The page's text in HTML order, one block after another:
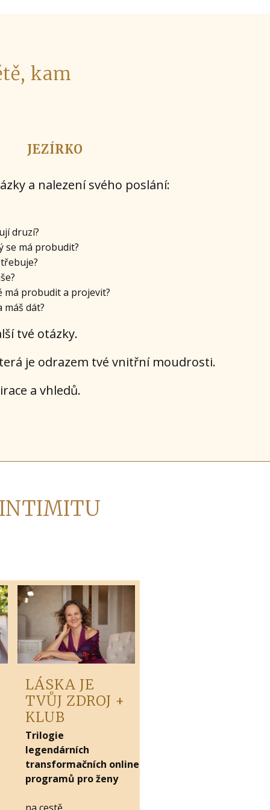
kam
JEZÍRKO
a nalezení svého poslání:
druzí?
se má probudit?
má probudit a projevit?
máš dát?
tvé otázky.
je odrazem tvé vnitřní moudrosti.
a vhledů.
INTIMITU
LÁSKA JE
TVŮJ ZDROJ +
KLUB
Trilogie
legendárních
transformačních online
programů pro ženy